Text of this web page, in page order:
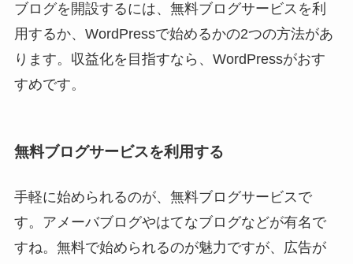
ブログを開設するには、無料ブログサービスを利
用するか、WordPressで始めるかの2つの方法があ
ります。収益化を目指すなら、WordPressがおす
すめです。
無料ブログサービスを利用する
手軽に始められるのが、無料ブログサービスで
す。アメーバブログやはてなブログなどが有名で
すね。無料で始められるのが魅力ですが、広告が